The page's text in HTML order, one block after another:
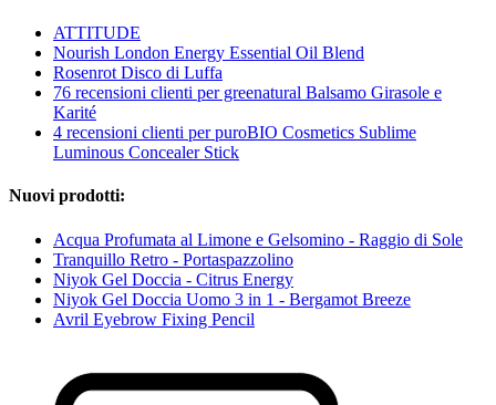
ATTITUDE
Nourish London Energy Essential Oil Blend
Rosenrot Disco di Luffa
76 recensioni clienti per greenatural Balsamo Girasole e
Karité
4 recensioni clienti per puroBIO Cosmetics Sublime
Luminous Concealer Stick
Nuovi prodotti:
Acqua Profumata al Limone e Gelsomino - Raggio di Sole
Tranquillo Retro - Portaspazzolino
Niyok Gel Doccia - Citrus Energy
Niyok Gel Doccia Uomo 3 in 1 - Bergamot Breeze
Avril Eyebrow Fixing Pencil